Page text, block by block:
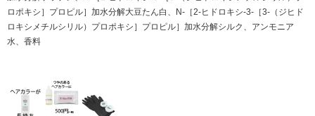
ロポキシ］プロピル］加水分解大豆たん白、N-［2-ヒドロキシ-3-［3-（ジヒド
ロキシメチルシリル）プロポキシ］プロピル］加水分解シルク、アンモニア
水、香料